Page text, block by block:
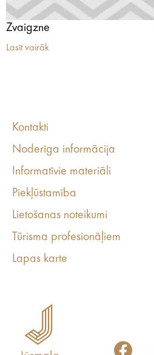
Zvaigzne
Lasīt vairāk
Kontakti
Noderīga informācija
Informatīvie materiāli
Piekļūstamība
Lietošanas noteikumi
Tūrisma profesionāļiem
Lapas karte